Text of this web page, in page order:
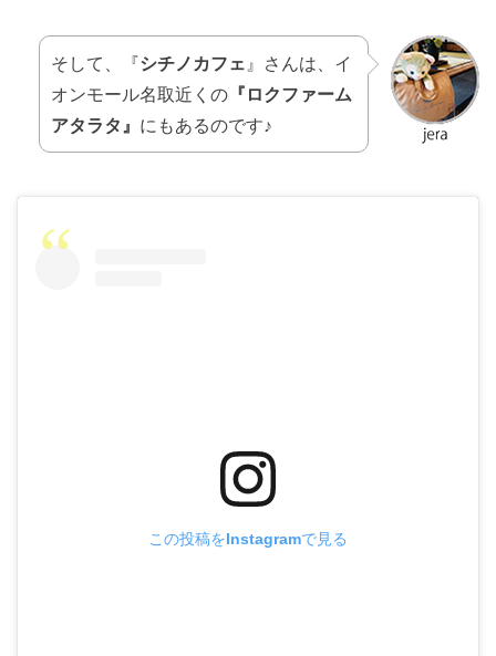
そして、『シチノカフェ 』さんは、イ
オンモール名取近くの『ロクファーム
アタラタ』 にもあるのです♪
この投稿をInstagramで見る